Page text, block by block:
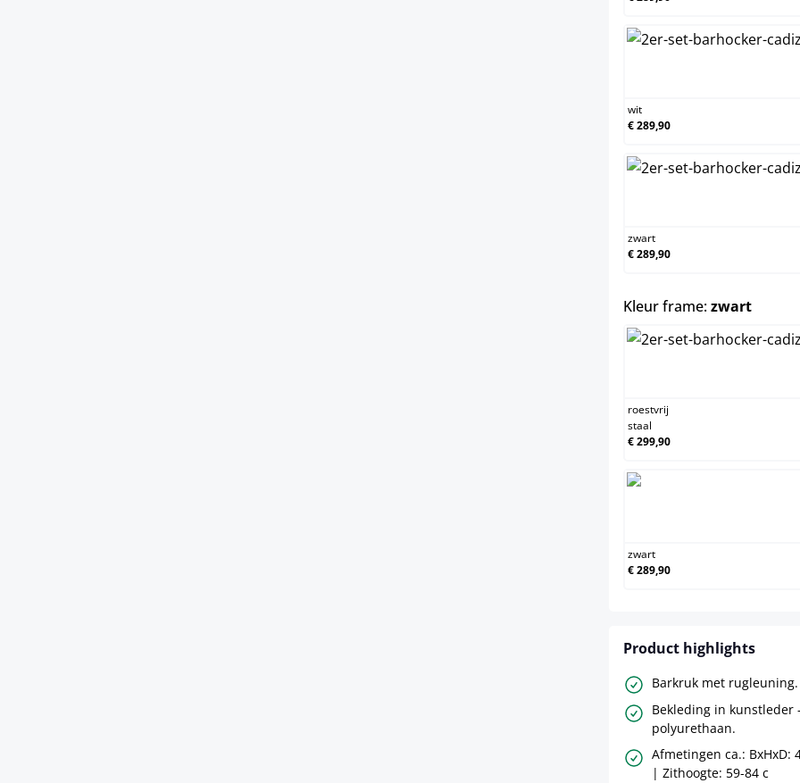
wit
€ 289,90
zwart
€ 289,90
Kleur frame:zwartselect
roestvrij
staal
€ 299,90
zwart
€ 289,90
Product highlights
Barkruk met rugleuning.
Bekleding in kunstleder
polyurethaan.
Afmetingen ca.: BxHxD:
| Zithoogte: 59-84 c